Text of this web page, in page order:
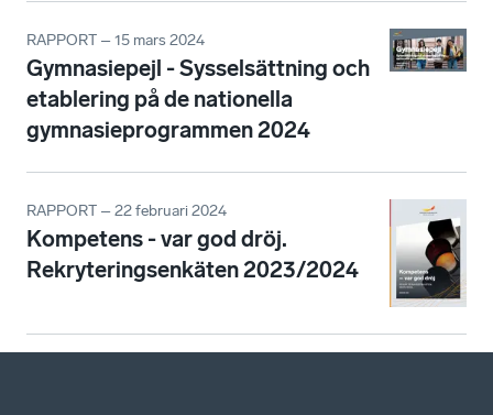
RAPPORT – 15 mars 2024
Gymnasiepejl - Sysselsättning och
etablering på de nationella
gymnasieprogrammen 2024
RAPPORT – 22 februari 2024
Kompetens - var god dröj.
Rekryteringsenkäten 2023/2024